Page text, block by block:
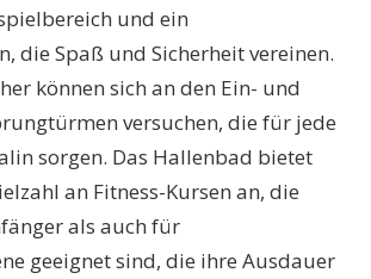
und ein
die Spaß und Sicherheit vereinen.
können sich an den Ein- und
versuchen, die für jede
sorgen. Das Hallenbad bietet
an Fitness-Kursen an, die
als auch für
geeignet sind, die ihre Ausdauer